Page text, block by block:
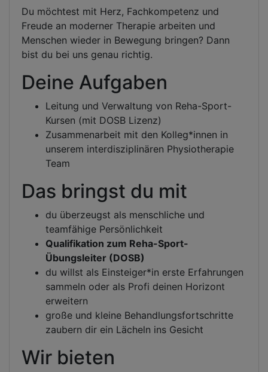
Du möchtest mit Herz, Fachkompetenz und
Freude an moderner Therapie arbeiten und
Menschen wieder in Bewegung bringen? Dann
bist du bei uns genau richtig.
Deine Aufgaben
Leitung und Verwaltung von Reha-Sport-
Kursen (mit DOSB Lizenz)
Zusammenarbeit mit den Kolleg*innen in
unserem interdisziplinären Physiotherapie
Team
Das bringst du mit
du überzeugst als menschliche und
teamfähige Persönlichkeit
Qualifikation zum Reha-Sport-
Übungsleiter (DOSB)
du willst als Einsteiger*in erste Erfahrungen
sammeln oder als Profi deinen Horizont
erweitern
große und kleine Behandlungsfortschritte
zaubern dir ein Lächeln ins Gesicht
Wir bieten